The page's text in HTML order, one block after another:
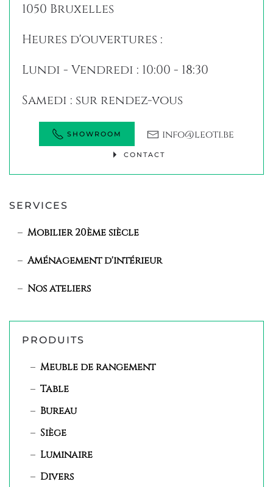
1050 Bruxelles
Heures d'ouvertures :
Lundi - Vendredi : 10:00 - 18:30
Samedi : sur rendez-vous
SHOWROOM info@leoti.be
CONTACT
SERVICES
Mobilier 20ème siècle
Aménagement d'intérieur
Nos ateliers
PRODUITS
Meuble de rangement
Table
Bureau
Siège
Luminaire
Divers